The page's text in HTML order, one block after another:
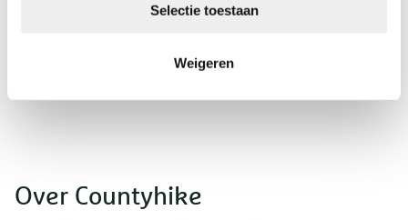
Selectie toestaan
Weigeren
Over Countyhike